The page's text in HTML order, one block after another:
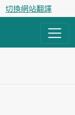
切換網站翻譯